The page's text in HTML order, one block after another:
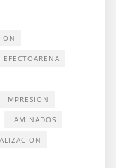
EFECTOARENA
IMPRESION
LAMINADOS